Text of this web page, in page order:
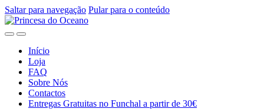
Saltar para navegação Pular para o conteúdo
Início
Loja
FAQ
Sobre Nós
Contactos
Entregas Gratuitas no Funchal a partir de 30€